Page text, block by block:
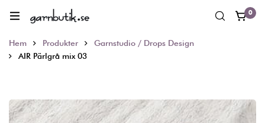
0
Hem Produkter
Garnstudio / Drops Design
AIR Pärlgrå mix 03